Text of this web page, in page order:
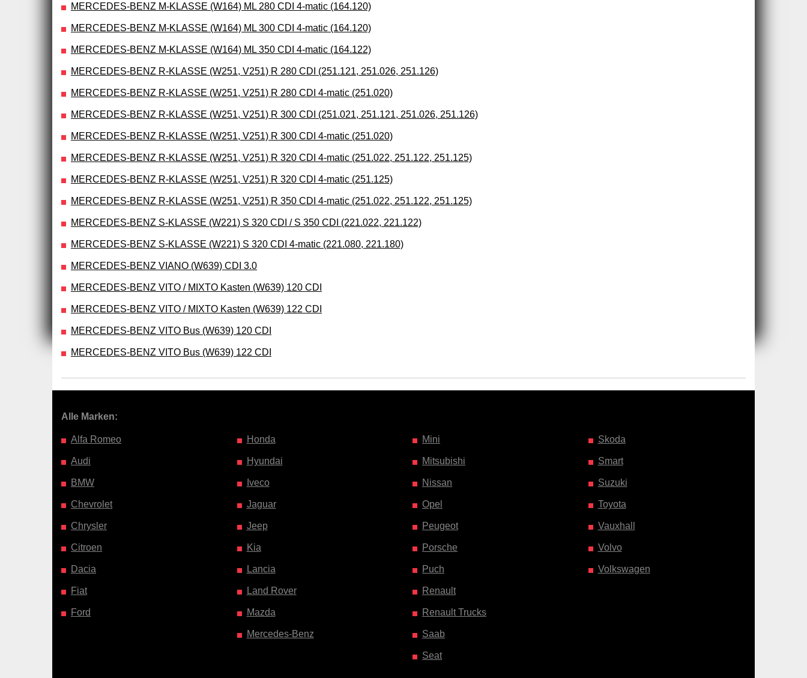
MERCEDES-BENZ M-KLASSE (W164) ML 280 CDI 4-matic (164.120)
MERCEDES-BENZ M-KLASSE (W164) ML 300 CDI 4-matic (164.120)
MERCEDES-BENZ M-KLASSE (W164) ML 350 CDI 4-matic (164.122)
MERCEDES-BENZ R-KLASSE (W251, V251) R 280 CDI (251.121, 251.026, 251.126)
MERCEDES-BENZ R-KLASSE (W251, V251) R 280 CDI 4-matic (251.020)
MERCEDES-BENZ R-KLASSE (W251, V251) R 300 CDI (251.021, 251.121, 251.026, 251.126)
MERCEDES-BENZ R-KLASSE (W251, V251) R 300 CDI 4-matic (251.020)
MERCEDES-BENZ R-KLASSE (W251, V251) R 320 CDI 4-matic (251.022, 251.122, 251.125)
MERCEDES-BENZ R-KLASSE (W251, V251) R 320 CDI 4-matic (251.125)
MERCEDES-BENZ R-KLASSE (W251, V251) R 350 CDI 4-matic (251.022, 251.122, 251.125)
MERCEDES-BENZ S-KLASSE (W221) S 320 CDI / S 350 CDI (221.022, 221.122)
MERCEDES-BENZ S-KLASSE (W221) S 320 CDI 4-matic (221.080, 221.180)
MERCEDES-BENZ VIANO (W639) CDI 3.0
MERCEDES-BENZ VITO / MIXTO Kasten (W639) 120 CDI
MERCEDES-BENZ VITO / MIXTO Kasten (W639) 122 CDI
MERCEDES-BENZ VITO Bus (W639) 120 CDI
MERCEDES-BENZ VITO Bus (W639) 122 CDI
Alle Marken:
Alfa Romeo
Audi
BMW
Chevrolet
Chrysler
Citroen
Dacia
Fiat
Ford
Honda
Hyundai
Iveco
Jaguar
Jeep
Kia
Lancia
Land Rover
Mazda
Mercedes-Benz
Mini
Mitsubishi
Nissan
Opel
Peugeot
Porsche
Puch
Renault
Renault Trucks
Saab
Seat
Skoda
Smart
Suzuki
Toyota
Vauxhall
Volvo
Volkswagen